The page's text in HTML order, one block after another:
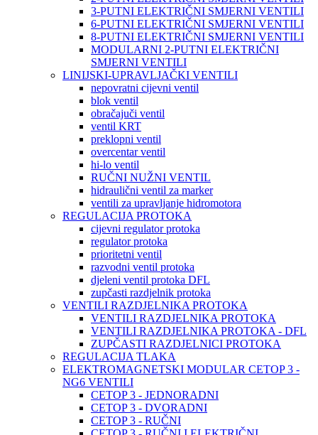
3-PUTNI ELEKTRIČNI SMJERNI VENTILI
6-PUTNI ELEKTRIČNI SMJERNI VENTILI
8-PUTNI ELEKTRIČNI SMJERNI VENTILI
MODULARNI 2-PUTNI ELEKTRIČNI
SMJERNI VENTILI
LINIJSKI-UPRAVLJAČKI VENTILI
nepovratni cijevni ventil
blok ventil
obračajuči ventil
ventil KRT
preklopni ventil
overcentar ventil
hi-lo ventil
RUČNI NUŽNI VENTIL
hidraulični ventil za marker
ventili za upravljanje hidromotora
REGULACIJA PROTOKA
cijevni regulator protoka
regulator protoka
prioritetni ventil
razvodni ventil protoka
djeleni ventil protoka DFL
zupčasti razdjelnik protoka
VENTILI RAZDJELNIKA PROTOKA
VENTILI RAZDJELNIKA PROTOKA
VENTILI RAZDJELNIKA PROTOKA - DFL
ZUPČASTI RAZDJELNICI PROTOKA
REGULACIJA TLAKA
ELEKTROMAGNETSKI MODULAR CETOP 3 -
NG6 VENTILI
CETOP 3 - JEDNORADNI
CETOP 3 - DVORADNI
CETOP 3 - RUČNI